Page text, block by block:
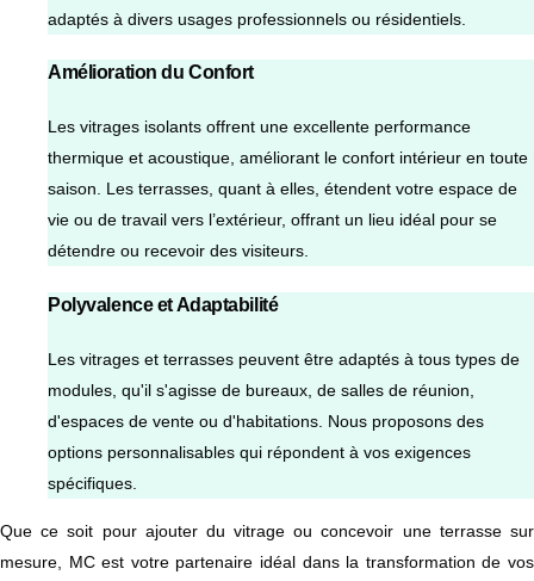
adaptés à divers usages professionnels ou résidentiels.
Amélioration du Confort
Les vitrages isolants offrent une excellente performance
thermique et acoustique, améliorant le confort intérieur en toute
saison. Les terrasses, quant à elles, étendent votre espace de
vie ou de travail vers l’extérieur, offrant un lieu idéal pour se
détendre ou recevoir des visiteurs.
Polyvalence et Adaptabilité
Les vitrages et terrasses peuvent être adaptés à tous types de
modules, qu'il s'agisse de bureaux, de salles de réunion,
d'espaces de vente ou d'habitations. Nous proposons des
options personnalisables qui répondent à vos exigences
spécifiques.
Que ce soit pour ajouter du vitrage ou concevoir une terrasse sur
mesure, MC est votre partenaire idéal dans la transformation de vos